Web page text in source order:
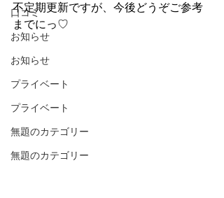
口コミ
お知らせ
お知らせ
プライベート
プライベート
無題のカテゴリー
無題のカテゴリー
不定期更新ですが、今後どうぞご参考
までにっ♡